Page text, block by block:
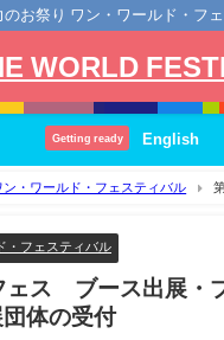
のお祭り ワン・ワールド・フ
WORLD
Getting ready English
ン・ワールド・フェスティバル
・フェスティバル
ェス ブース出展・
体の受付